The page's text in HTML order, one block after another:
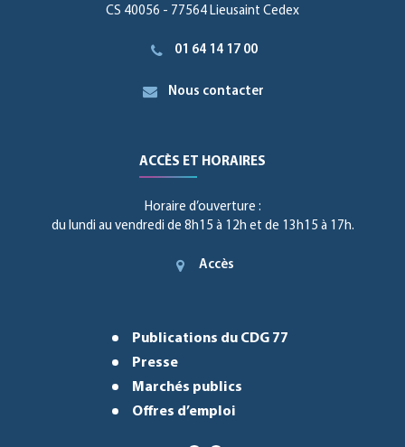
CS 40056 - 77564 Lieusaint Cedex
01 64 14 17 00
Nous contacter
ACCÈS ET HORAIRES
Horaire d’ouverture :
du lundi au vendredi de 8h15 à 12h et de 13h15 à 17h.
Accès
Publications du CDG 77
Presse
Marchés publics
Offres d’emploi